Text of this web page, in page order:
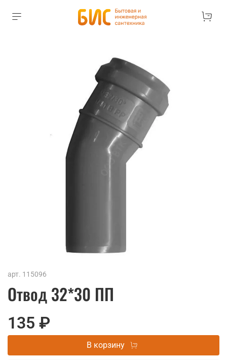
арт. 115096
Отвод 32*30 ПП
135 ₽
В корзину